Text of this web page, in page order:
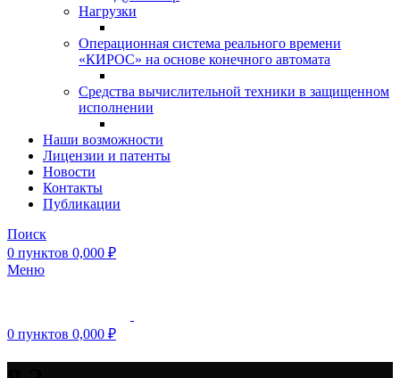
Нагрузки
Операционная система реального времени
«КИРОС» на основе конечного автомата
Средства вычислительной техники в защищенном
исполнении
Наши возможности
Лицензии и патенты
Новости
Контакты
Публикации
Поиск
0 пунктов 0,000 ₽
Меню
0 пунктов 0,000 ₽